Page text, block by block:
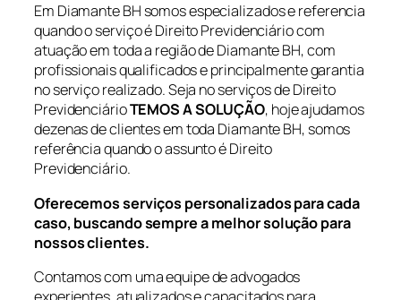
Em Diamante BH somos especializados e referencia
quando o serviço é Direito Previdenciário com
atuação em toda a região de Diamante BH, com
profissionais qualificados e principalmente garantia
no serviço realizado. Seja no serviços de Direito
PrevidenciárioTEMOS A SOLUÇÃO, hoje ajudamos
dezenas de clientes em toda Diamante BH, somos
referência quando o assunto é Direito
Previdenciário.
Oferecemos serviços personalizados para cada
caso, buscando sempre a melhor solução para
nossos clientes.
Contamos com uma equipe de advogados